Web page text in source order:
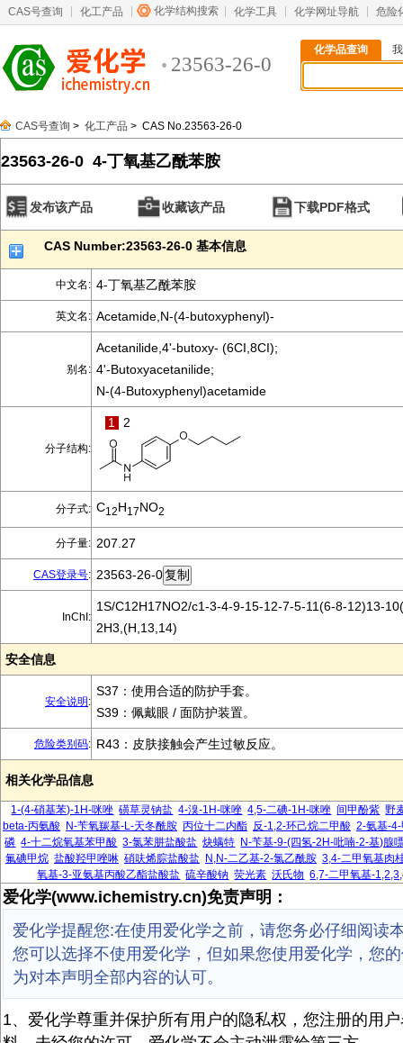
CAS号查询 化工产品 化学结构搜索 化学工具 化学网址导航 危险
23563-26-0
化学品查询
CAS号查询 > 化工产品 > CAS No.23563-26-0
23563-26-0 4-丁氧基乙酰苯胺
发布该产品 收藏该产品 下载PDF格式
CAS Number:23563-26-0 基本信息
中文名: 4-丁氧基乙酰苯胺
英文名: Acetamide,N-(4-butoxyphenyl)-
别名:
Acetanilide,4'-butoxy- (6CI,8CI);
4'-Butoxyacetanilide;
N-(4-Butoxyphenyl)acetamide
分子结构:
1 2
分子式: C12H17NO2
分子量: 207.27
CAS登录号: 23563-26-0
InChI:
1S/C12H17NO2/c1-3-4-9-15-12-7-5-11(6-8-12)13-
2H3,(H,13,14)
安全信息
安全说明 :
S37：使用合适的防护手套。
S39：佩戴眼 / 面防护装置。
危险类别码: R43：皮肤接触会产生过敏反应。
相关化学品信息
1-(4-硝基苯)-1H-咪唑 磺草灵钠盐 4-溴-1H-咪唑 4,5-二碘-1H-咪唑 间甲酚紫 野
beta-丙氨酸
N-苄氧羰基-L-天冬酰胺 丙位十二内酯 反-1,2-环己烷二甲酸 2-氨基-
磷 4-十二烷氧基苯甲酸 3-氯苯肼盐酸盐 炔螨特 N-苄基-9-(四氢-2H-吡喃-2-基)腺
氟碘甲烷 盐酸羟甲唑啉 硝呋烯腙盐酸盐 N,N-二乙基-2-氯乙酰胺 3,4-二甲氧基肉
氧基-3-亚氨基丙酸乙酯盐酸盐 硫辛酸钠 荧光素 沃氏物 6,7-二甲氧基-
爱化学(www.ichemistry.cn)免责声明：
爱化学提醒您:在使用爱化学之前，请您务必仔细阅读
您可以选择不使用爱化学，但如果您使用爱化学，您
为对本声明全部内容的认可。
1、爱化学尊重并保护所有用户的隐私权，您注册的用